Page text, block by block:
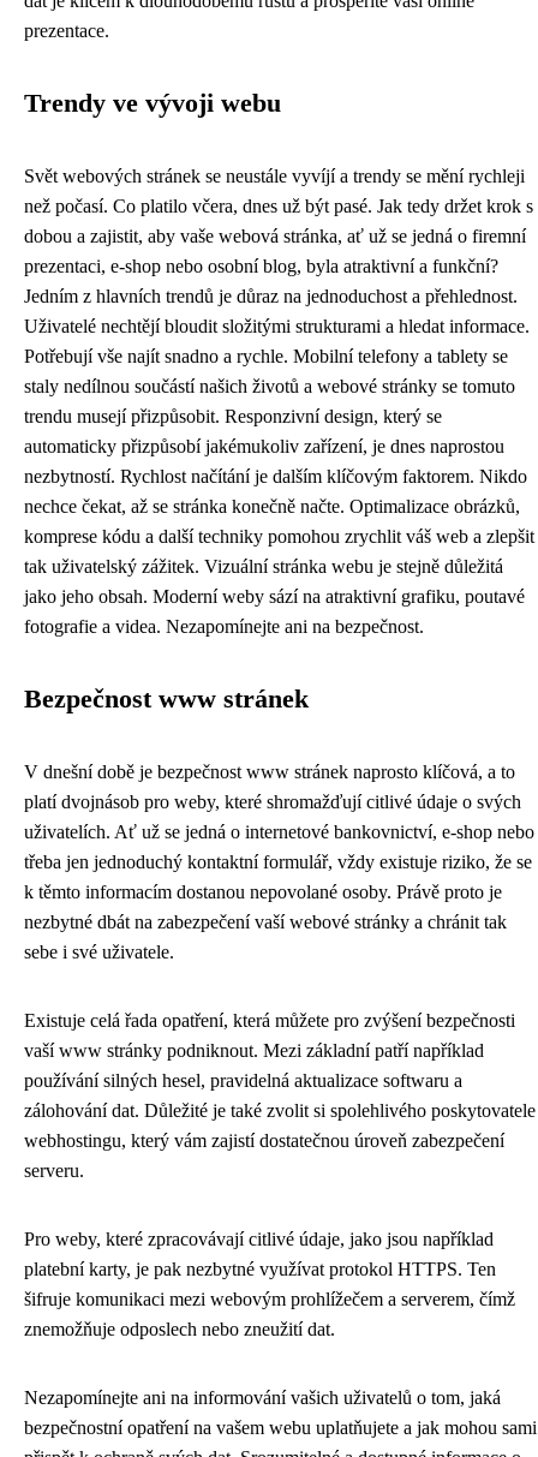
prezentace.
Trendy ve vývoji webu
Svět webových stránek se neustále vyvíjí a trendy se mění rychleji
než počasí. Co platilo včera, dnes už být pasé. Jak tedy držet krok s
dobou a zajistit, aby vaše webová stránka, ať už se jedná o firemní
prezentaci, e-shop nebo osobní blog, byla atraktivní a funkční?
Jedním z hlavních trendů je důraz na jednoduchost a přehlednost.
Uživatelé nechtějí bloudit složitými strukturami a hledat informace.
Potřebují vše najít snadno a rychle. Mobilní telefony a tablety se
staly nedílnou součástí našich životů a webové stránky se tomuto
trendu musejí přizpůsobit. Responzivní design, který se
automaticky přizpůsobí jakémukoliv zařízení, je dnes naprostou
nezbytností. Rychlost načítání je dalším klíčovým faktorem. Nikdo
nechce čekat, až se stránka konečně načte. Optimalizace obrázků,
komprese kódu a další techniky pomohou zrychlit váš web a zlepšit
tak uživatelský zážitek. Vizuální stránka webu je stejně důležitá
jako jeho obsah. Moderní weby sází na atraktivní grafiku, poutavé
fotografie a videa. Nezapomínejte ani na bezpečnost.
Bezpečnost www stránek
V dnešní době je bezpečnost www stránek naprosto klíčová, a to
platí dvojnásob pro weby, které shromažďují citlivé údaje o svých
uživatelích. Ať už se jedná o internetové bankovnictví, e-shop nebo
třeba jen jednoduchý kontaktní formulář, vždy existuje riziko, že se
k těmto informacím dostanou nepovolané osoby. Právě proto je
nezbytné dbát na zabezpečení vaší webové stránky a chránit tak
sebe i své uživatele.
Existuje celá řada opatření, která můžete pro zvýšení bezpečnosti
vaší www stránky podniknout. Mezi základní patří například
používání silných hesel, pravidelná aktualizace softwaru a
zálohování dat. Důležité je také zvolit si spolehlivého poskytovatele
webhostingu, který vám zajistí dostatečnou úroveň zabezpečení
serveru.
Pro weby, které zpracovávají citlivé údaje, jako jsou například
platební karty, je pak nezbytné využívat protokol HTTPS. Ten
šifruje komunikaci mezi webovým prohlížečem a serverem, čímž
znemožňuje odposlech nebo zneužití dat.
Nezapomínejte ani na informování vašich uživatelů o tom, jaká
bezpečnostní opatření na vašem webu uplatňujete a jak mohou sami